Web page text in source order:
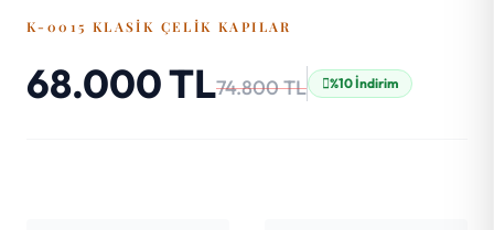
K-0015 KLASIK ÇELIK KAPILAR
68.000 TL74.800 TL %10 İndirim